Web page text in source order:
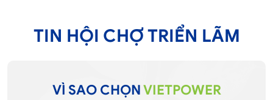
TIN HỘI CHỢ TRIỂN LÃM
VÌ SAO CHỌNVIETPOWER